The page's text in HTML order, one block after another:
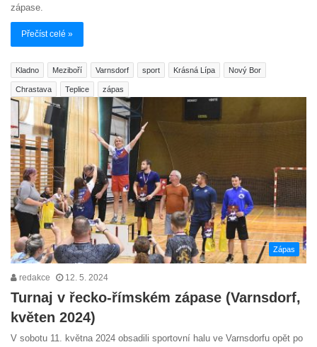
zápase.
Přečíst celé »
Kladno Meziboří Varnsdorf sport Krásná Lípa Nový Bor
Chrastava Teplice zápas
Zápas
redakce 12. 5. 2024
Turnaj v řecko-římském zápase (Varnsdorf,
květen 2024)
V sobotu 11. května 2024 obsadili sportovní halu ve Varnsdorfu opět po